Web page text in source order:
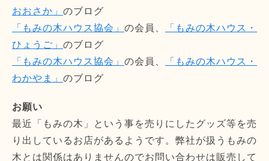
おおさか」 のブログ
「もみの木ハウス協会」 の会員、
「もみの木ハウス・
ひょうご」 のブログ
「もみの木ハウス協会」 の会員、
「もみの木ハウス・
わかやま」 のブログ
お願い
最近「もみの木」という事を売りにしたグッズ等を売
り出しているお店があるようです。弊社が扱うもみの
木とは関係はありませんのでお問い合わせは販売して